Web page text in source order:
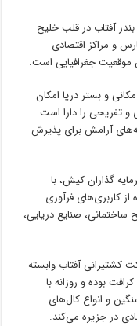
آفتاب در قلب خلیج
و مراکز اقتصادی
موقعیت جغرافیایی است.
و بستر دریا امکان
تفریحی را دارا است
آرامش برای پذیرش
گذاران کیش، با
از کاربری‌های فرآوری
صنایع دریایی،
کشتیرانی آفتاب وابسته
دارای ۳فروند لندی کرافت بوده و روزانه با
و انواع کال‌های
در جزیره می‌کند.